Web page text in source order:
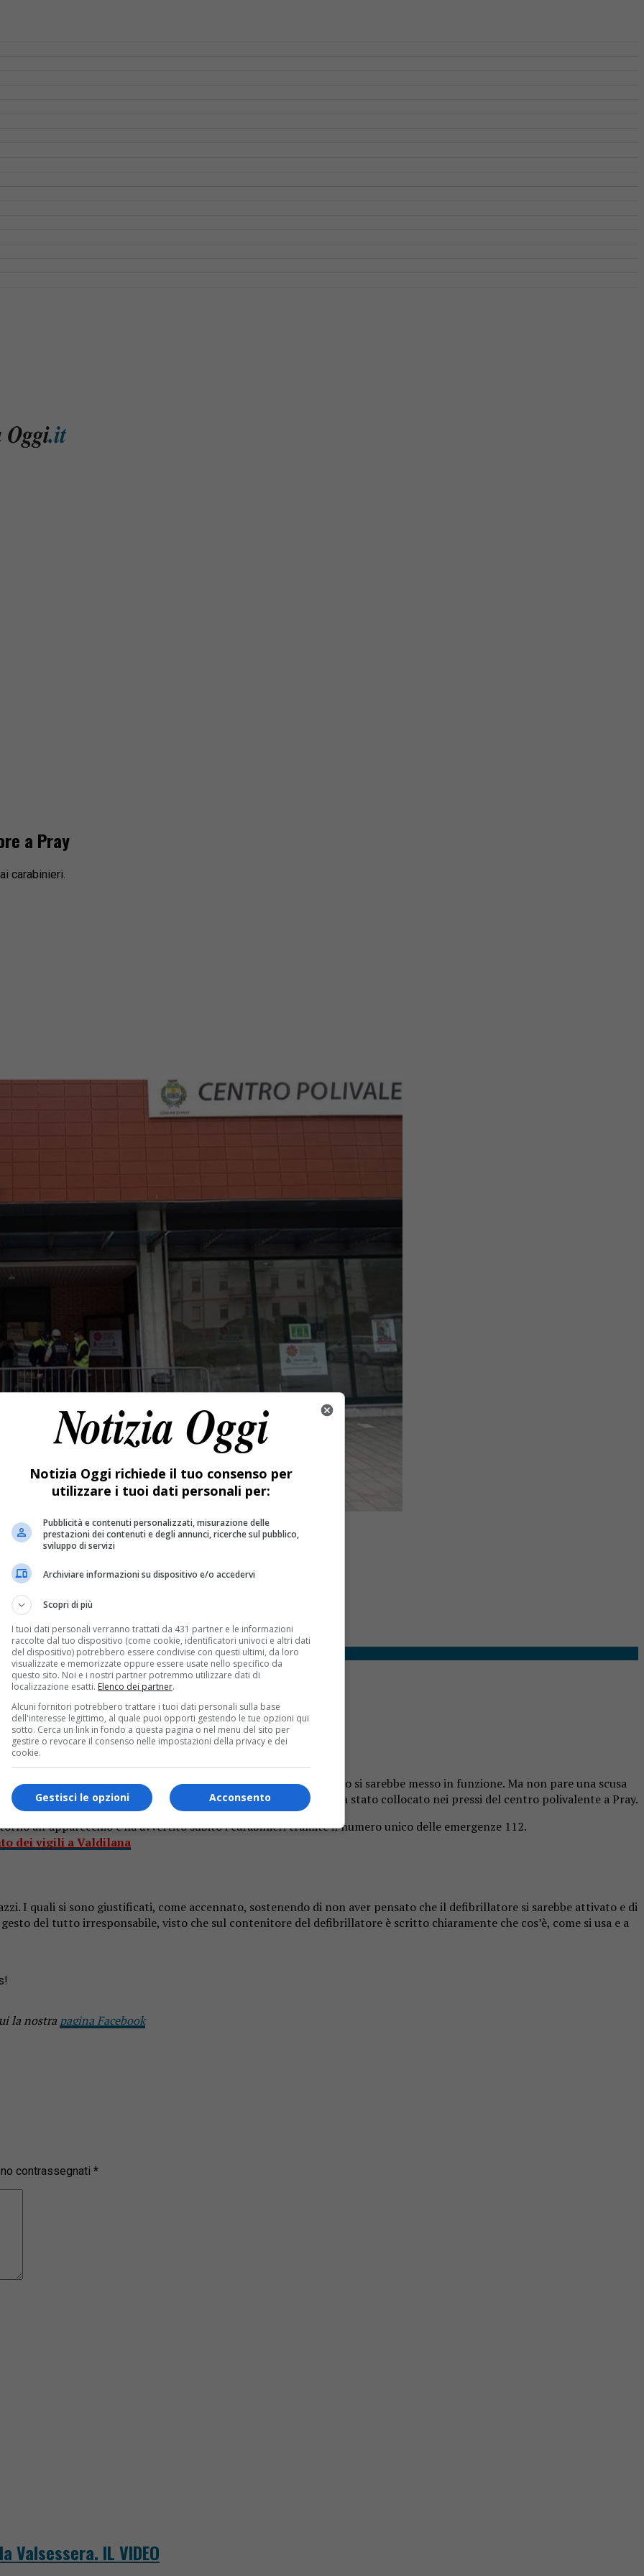
a Pray
carabinieri.
ha segnalato il gesto, individuati dai carabinieri.
a Pray
vuole. Loro hanno detto che non sapevano che l’apparecchio si sarebbe messo in funzione. Ma non pare una scusa
21 febbraio hanno aperto e attivato il defibrillatore che era stato collocato nei pressi del centro polivalente a Pray.
all’apparecchio e ha avvertito subito i carabinieri tramite il numero unico delle emergenze 112.
dei vigili a Valdilana
I quali si sono giustificati, come accennato, sostenendo di non aver pensato che il defibrillatore si sarebbe attivato e di
del tutto irresponsabile, visto che sul contenitore del defibrillatore è scritto chiaramente che cos’è, come si usa e a
la nostra pagina Facebook
contrassegnati *
IL VIDEO
Notizia Oggi richiede il tuo consenso per
utilizzare i tuoi dati personali per:
Pubblicità e contenuti personalizzati, misurazione delle
prestazioni dei contenuti e degli annunci, ricerche sul pubblico,
sviluppo di servizi
Archiviare informazioni su dispositivo e/o accedervi
Scopri di più
I tuoi dati personali verranno trattati da 431 partner e le informazioni
raccolte dal tuo dispositivo (come cookie, identificatori univoci e altri dati
del dispositivo) potrebbero essere condivise con questi ultimi, da loro
visualizzate e memorizzate oppure essere usate nello specifico da
questo sito. Noi e i nostri partner potremmo utilizzare dati di
localizzazione esatti. Elenco dei partner.
Alcuni fornitori potrebbero trattare i tuoi dati personali sulla base
dell'interesse legittimo, al quale puoi opporti gestendo le tue opzioni qui
sotto. Cerca un link in fondo a questa pagina o nel menu del sito per
gestire o revocare il consenso nelle impostazioni della privacy e dei
cookie.
Acconsento
Gestisci le opzioni